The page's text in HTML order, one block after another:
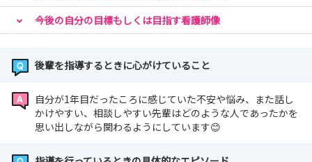
【📩情報発信】
🚩新人研修の様子
🚩採用試験情報 などなど
【📖資料送付】
🚩当院オリジナルトートバッグ
🚩当院パンフレット
今後の自分の目標もしくは目指す看護師像
後輩を指導するときに心がけていること
自分が1年目だったころに感じていた不安や悩み、また話し
かけやすい、相談しやすい先輩はどのような人であったかを
思い出しながら関わるようにしています😊